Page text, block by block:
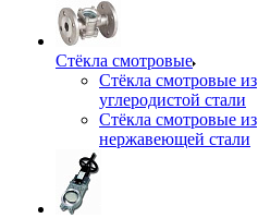
Стёкла смотровые
Стёкла смотровые из
углеродистой стали
Стёкла смотровые из
нержавеющей стали